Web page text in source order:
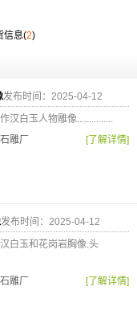
信息(2)
发布时间：2025-04-12
汉白玉人物雕像...............
雕厂
[了解详情]
发布时间：2025-04-12
白玉和花岗岩胸像.头
雕厂
[了解详情]